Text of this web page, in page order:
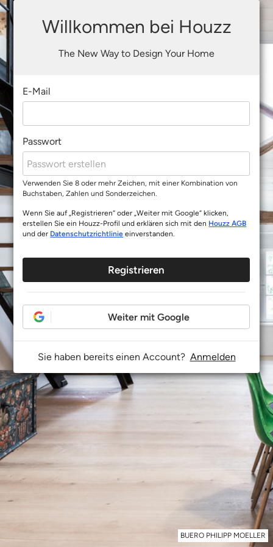
BUERO PHILIPP MOELLER
Willkommen bei Houzz
The New Way to Design Your Home
E-Mail
Passwort
Verwenden Sie 8 oder mehr Zeichen, mit einer Kombination von
Buchstaben, Zahlen und Sonderzeichen.
Wenn Sie auf „Registrieren“ oder „Weiter mit Google“ klicken,
erstellen Sie ein Houzz-Profil und erklären sich mit den Houzz AGB
und der Datenschutzrichtlinie einverstanden.
Registrieren
Weiter mit Google
Sie haben bereits einen Account? Anmelden